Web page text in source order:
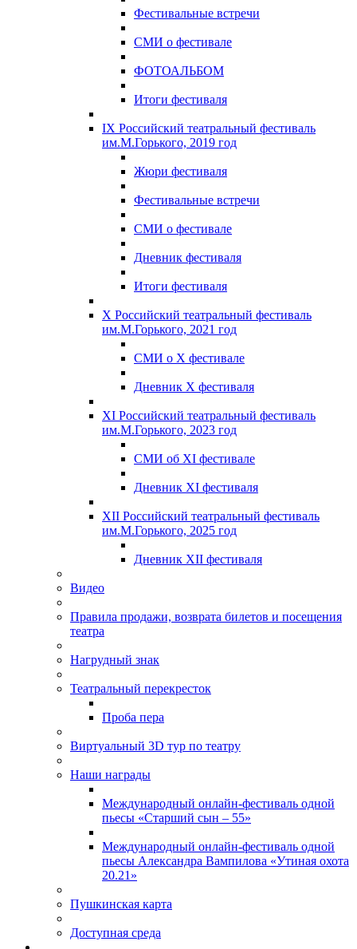
Фестивальные встречи
СМИ о фестивале
ФОТОАЛЬБОМ
Итоги фестиваля
IX Российский театральный фестиваль
им.М.Горького, 2019 год
Жюри фестиваля
Фестивальные встречи
СМИ о фестивале
Дневник фестиваля
Итоги фестиваля
X Российский театральный фестиваль
им.М.Горького, 2021 год
СМИ о X фестивале
Дневник X фестиваля
XI Российский театральный фестиваль
им.М.Горького, 2023 год
СМИ об XI фестивале
Дневник XI фестиваля
XII Российский театральный фестиваль
им.М.Горького, 2025 год
Дневник XII фестиваля
Видео
Правила продажи, возврата билетов и посещения
театра
Нагрудный знак
Театральный перекресток
Проба пера
Виртуальный 3D тур по театру
Наши награды
Международный онлайн-фестиваль одной
пьесы «Старший сын – 55»
Международный онлайн-фестиваль одной
пьесы Александра Вампилова «Утиная охота
20.21»
Пушкинская карта
Доступная среда